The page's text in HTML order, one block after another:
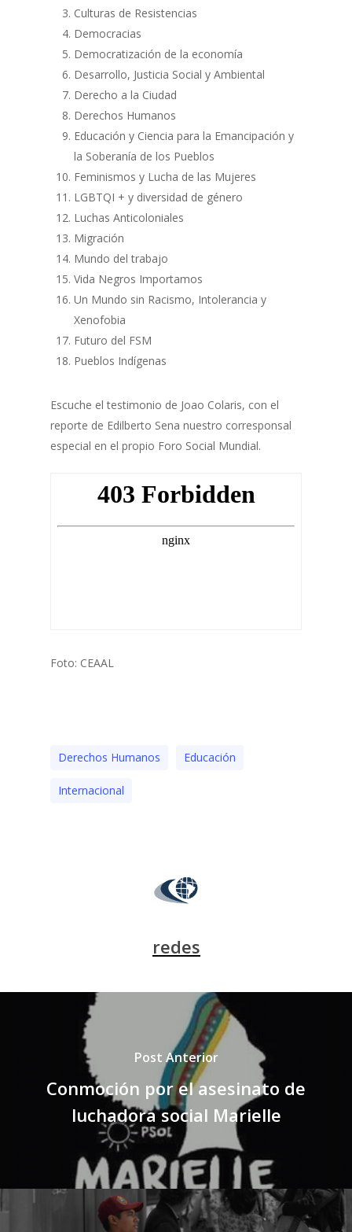
Culturas de Resistencias
Democracias
Democratización de la economía
Desarrollo, Justicia Social y Ambiental
Derecho a la Ciudad
Derechos Humanos
Educación y Ciencia para la Emancipación y
la Soberanía de los Pueblos
Feminismos y Lucha de las Mujeres
LGBTQI + y diversidad de género
Luchas Anticoloniales
Migración
Mundo del trabajo
Vida Negros Importamos
Un Mundo sin Racismo, Intolerancia y
Xenofobia
Futuro del FSM
Pueblos Indígenas
Escuche el testimonio de Joao Colaris, con el
reporte de Edilberto Sena nuestro corresponsal
especial en el propio Foro Social Mundial.
Foto: CEAAL
Derechos Humanos Educación
Internacional
redes
Post Anterior
Conmoción por el asesinato de
luchadora social Marielle